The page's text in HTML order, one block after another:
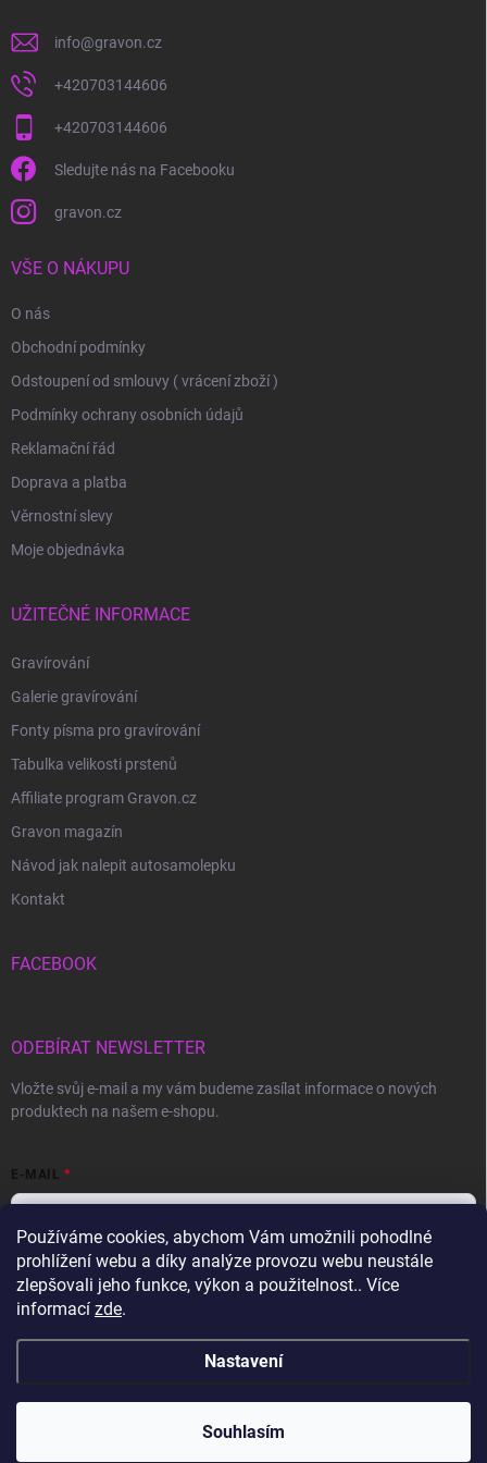
Používáme cookies, abychom Vám umožnili pohodlné
prohlížení webu a díky analýze provozu webu neustále
zlepšovali jeho funkce, výkon a použitelnost.. Více
informací zde.
Nastavení
Souhlasím
info@gravon.cz
+420703144606
+420703144606
Sledujte nás na Facebooku
gravon.cz
VŠE O NÁKUPU
O nás
Obchodní podmínky
Odstoupení od smlouvy ( vrácení zboží )
Podmínky ochrany osobních údajů
Reklamační řád
Doprava a platba
Věrnostní slevy
Moje objednávka
UŽITEČNÉ INFORMACE
Gravírování
Galerie gravírování
Fonty písma pro gravírování
Tabulka velikosti prstenů
Affiliate program Gravon.cz
Gravon magazín
Návod jak nalepit autosamolepku
Kontakt
FACEBOOK
ODEBÍRAT NEWSLETTER
Vložte svůj e-mail a my vám budeme zasílat informace o nových
produktech na našem e-shopu.
E-MAIL
Vložením e-mailu souhlasíte spodmínkami ochrany osobních údajů
Přihlásit se
Gravon.cz . Všechna práva vyhrazena.